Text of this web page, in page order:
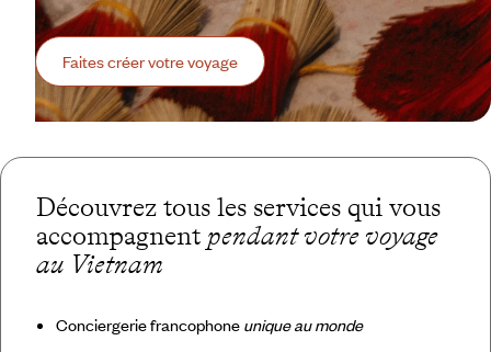
Faites créer votre voyage
Découvrez tous les services qui vous
accompagnent pendant votre voyage
au Vietnam
Conciergerie francophone unique au monde